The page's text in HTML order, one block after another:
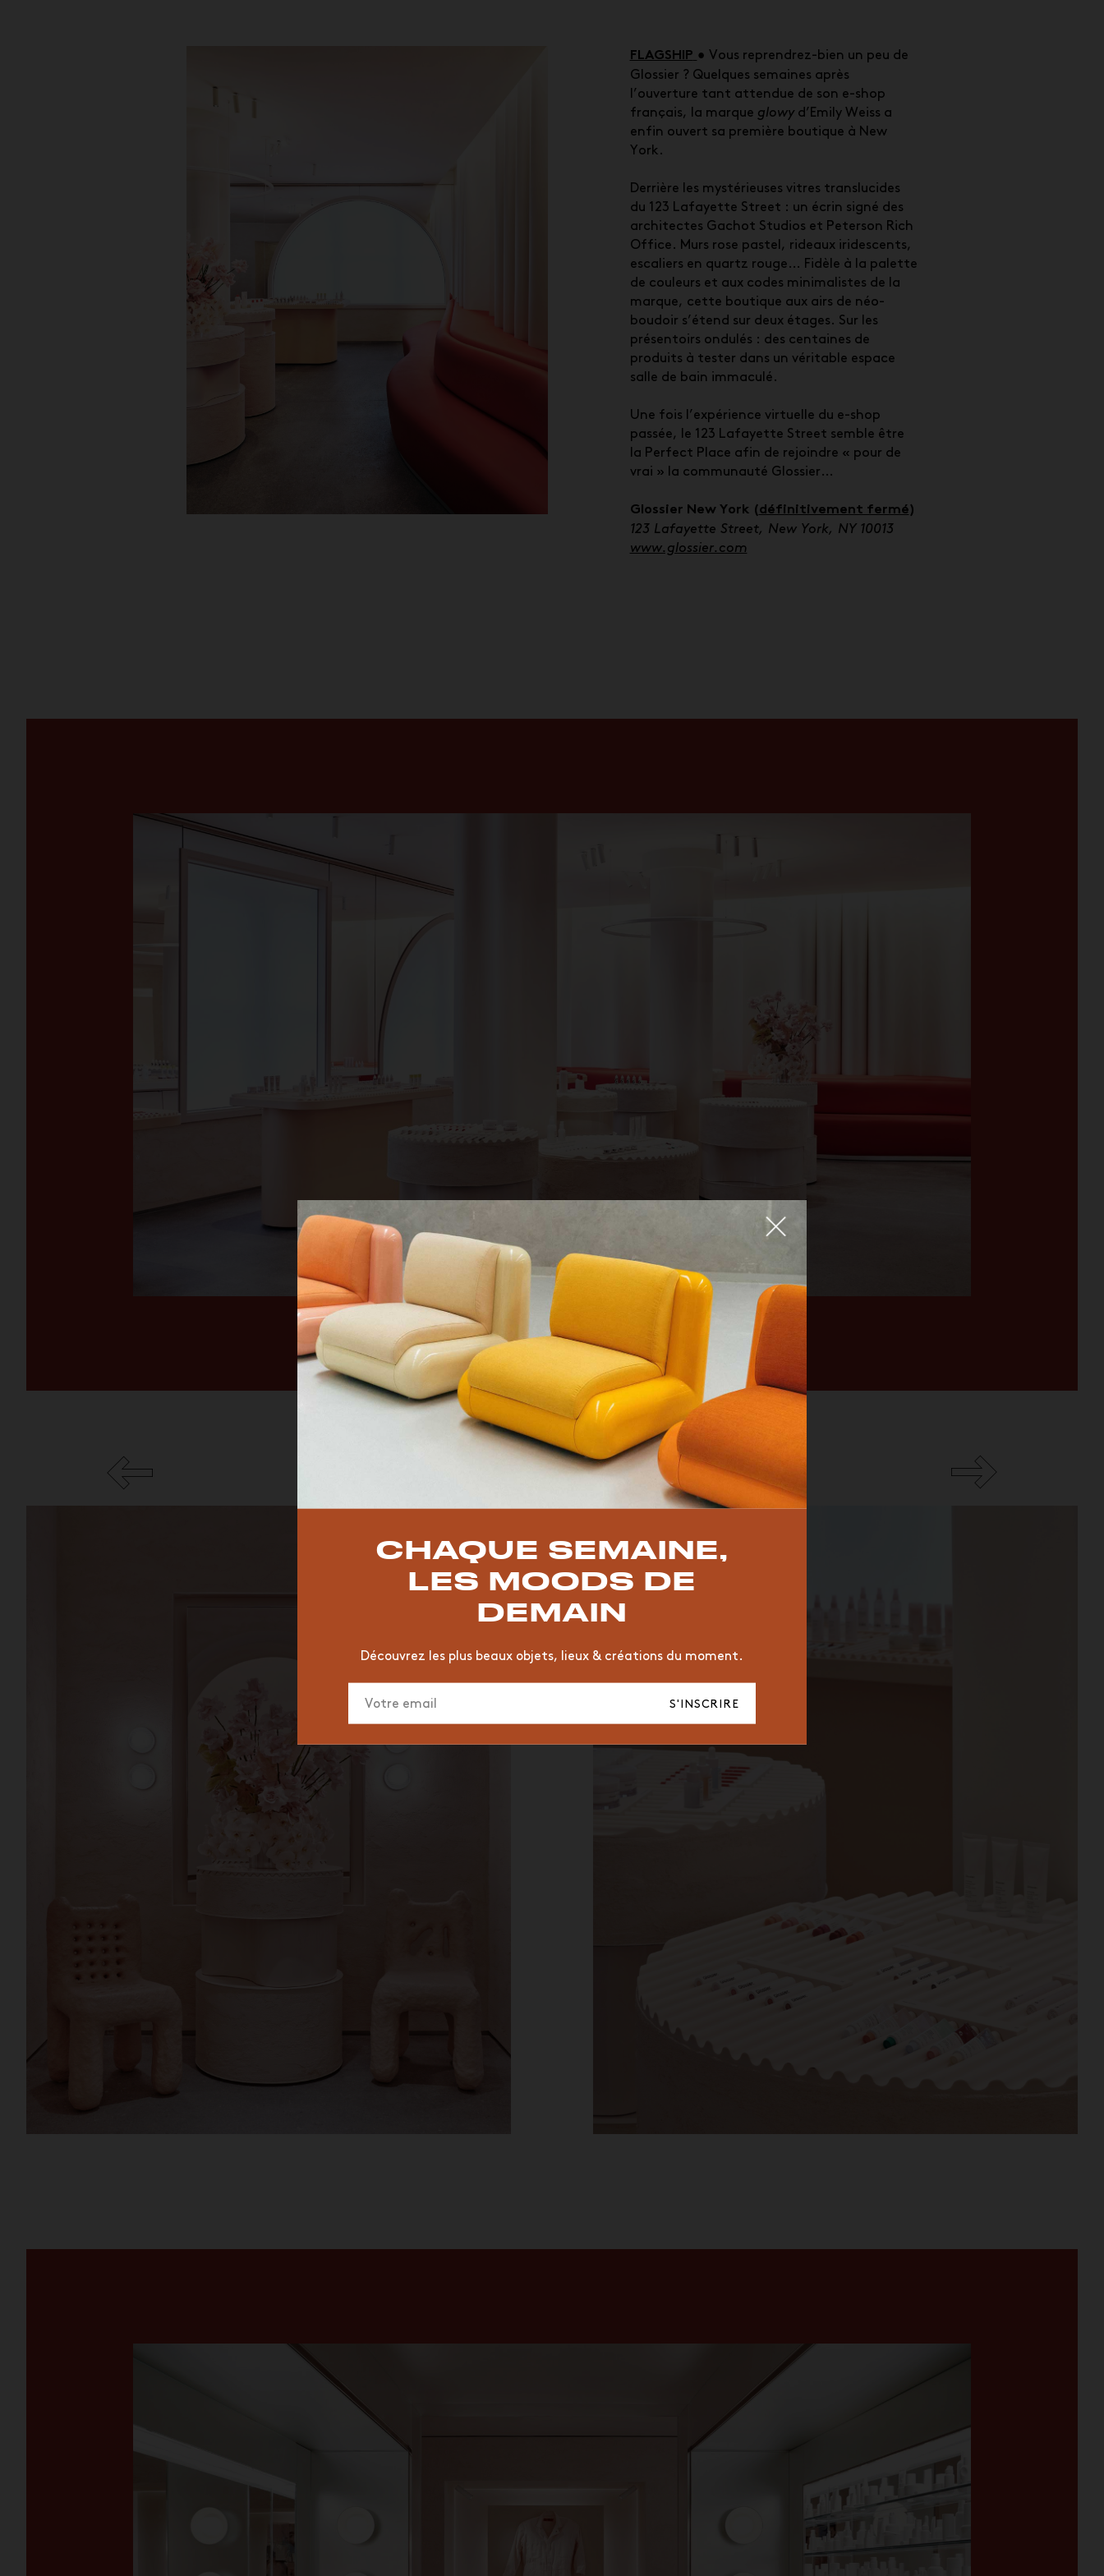
FLAGSHIP • Vous reprendrez-bien un peu de
Glossier ? Quelques semaines après
l’ouverture tant attendue de son e-shop
français, la marque glowyd’Emily Weiss a
enfin ouvert sa première boutique à New
York.
Derrière les mystérieuses vitres translucides
du 123 Lafayette Street : un écrin signé des
architectes Gachot Studios et Peterson Rich
Office. Murs rose pastel, rideaux iridescents,
escaliers en quartz rouge… Fidèle à la palette
de couleurs et aux codes minimalistes de la
marque, cette boutique aux airs de néo-
boudoir s’étend sur deux étages. Sur les
présentoirs ondulés : des centaines de
produits à tester dans un véritable espace
salle de bain immaculé.
Une fois l’expérience virtuelle du e-shop
passée, le 123 Lafayette Street semble être
la Perfect Place afin de rejoindre « pour de
vrai » la communauté Glossier…
Glossier New York (définitivement fermé)
123 Lafayette Street, New York, NY 10013
www.glossier.com
CHAQUE SEMAINE,
LES MOODS DE
DEMAIN
Découvrez les plus beaux objets, lieux & créations du moment.
S'INSCRIRE
QUE CHERCHEZ-VOUS ?
HÔTEL ORGANIQUE MEMPHIS ÉDITIONS VASE